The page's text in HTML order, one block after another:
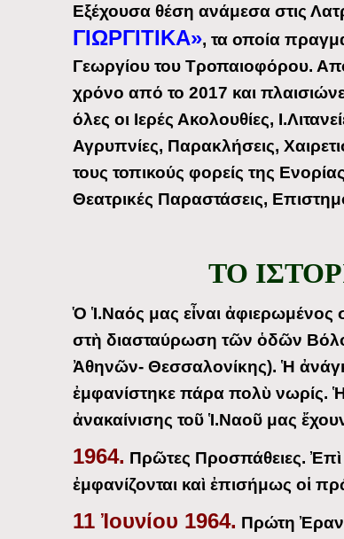
Εξέχουσα θέση ανάμεσα στις
ΓΙΩΡΓΙΤΙΚΑ», τα οποία
Γεωργίου του Τροπαιοφόρου.
χρόνο από το 2017 και
όλες οι Ιερές Ακολουθίες,
Αγρυπνίες, Παρακλήσεις,
τους τοπικούς φορείς της
Θεατρικές Παραστάσεις,
ΤΟ
Ὁ Ἱ.Ναός μας εἶναι
στὴ διασταύρωση τῶν ὁδῶν
Ἀθηνῶν- Θεσσαλονίκης). Ἡ
ἐμφανίστηκε πάρα πολὺ νωρίς.
ἀνακαίνισης τοῦ Ἱ.Ναοῦ μας
1964. Πρῶτες Προσπάθειες.
ἐμφανίζονται καὶ ἐπισήμως οἱ
11 Ἰουνίου 1964. Πρώτη